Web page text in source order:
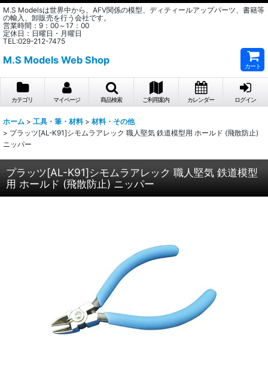
M.S Modelsは世界中から、AFV関係の模型、ディティールアップパーツ、書籍等
の輸入、卸販売を行う会社です。
営業時間：9：00～17：00
定休日：日曜日・月曜日
TEL:029-212-7475
M.S Models Web Shop
カート
カテゴリ マイページ 商品検索 ご利用案内 カレンダー ログイン
ホーム > 工具・筆・材料 > 材料・その他
> プラッツ[AL-K91]シモムラアレック 職人堅気 鉄道模型用 ホールド (飛散防止)
ニッパー
プラッツ[AL-K91]シモムラアレック 職人堅気 鉄道模型
用 ホールド (飛散防止) ニッパー